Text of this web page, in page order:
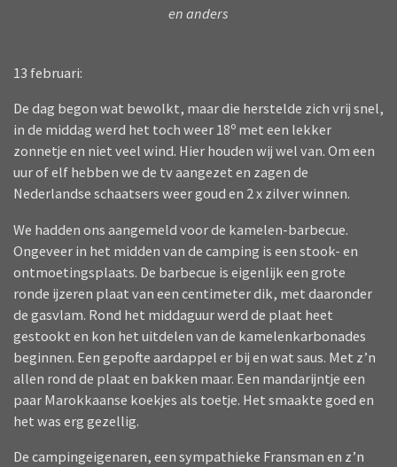
en anders
13 februari:
De dag begon wat bewolkt, maar die herstelde zich vrij snel,
in de middag werd het toch weer 18º met een lekker
zonnetje en niet veel wind. Hier houden wij wel van. Om een
uur of elf hebben we de tv aangezet en zagen de
Nederlandse schaatsers weer goud en 2 x zilver winnen.
We hadden ons aangemeld voor de kamelen-barbecue.
Ongeveer in het midden van de camping is een stook- en
ontmoetingsplaats. De barbecue is eigenlijk een grote
ronde ijzeren plaat van een centimeter dik, met daaronder
de gasvlam. Rond het middaguur werd de plaat heet
gestookt en kon het uitdelen van de kamelenkarbonades
beginnen. Een gepofte aardappel er bij en wat saus. Met z’n
allen rond de plaat en bakken maar. Een mandarijntje een
paar Marokkaanse koekjes als toetje. Het smaakte goed en
het was erg gezellig.
De campingeigenaren, een sympathieke Fransman en z’n